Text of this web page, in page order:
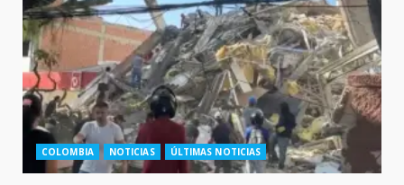
COLOMBIA NOTICIAS ÚLTIMAS NOTICIAS